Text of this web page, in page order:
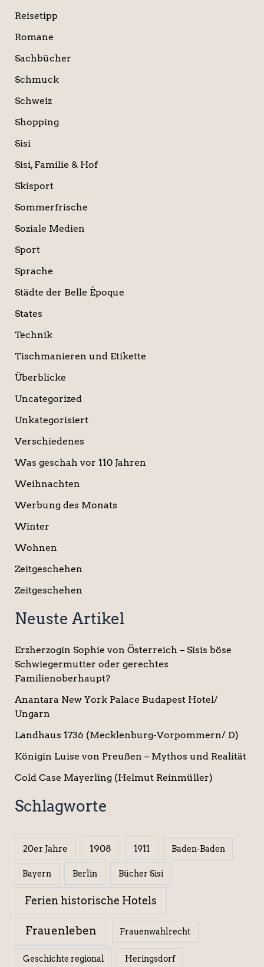
Reisetipp
Romane
Sachbücher
Schmuck
Schweiz
Shopping
Sisi
Sisi, Familie & Hof
Skisport
Sommerfrische
Soziale Medien
Sport
Sprache
Städte der Belle Époque
States
Technik
Tischmanieren und Etikette
Überblicke
Uncategorized
Unkategorisiert
Verschiedenes
Was geschah vor 110 Jahren
Weihnachten
Werbung des Monats
Winter
Wohnen
Zeitgeschehen
Zeitgeschehen
Neuste Artikel
Erzherzogin Sophie von Österreich – Sisis böse
Schwiegermutter oder gerechtes
Familienoberhaupt?
Anantara New York Palace Budapest Hotel/
Ungarn
Landhaus 1736 (Mecklenburg-Vorpommern/ D)
Königin Luise von Preußen – Mythos und Realität
Cold Case Mayerling (Helmut Reinmüller)
Schlagworte
20er Jahre 1908 1911 Baden-Baden
Bayern Berlin Bücher Sisi
Ferien historische Hotels
Frauenleben Frauenwahlrecht
Geschichte regional Heringsdorf